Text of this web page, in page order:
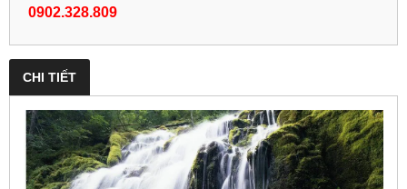
0902.328.809
CHI TIẾT